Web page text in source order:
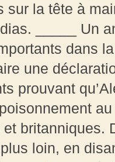
sur la tête à
_____ Un
dans
une
prouvant
britanniques.
loin, en